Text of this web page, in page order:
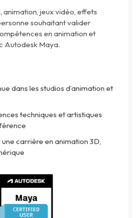
animation, jeux vidéo, effets
souhaitant valider
en animation et
Autodesk Maya.
dans les studios d’animation et
techniques et artistiques
carrière en animation 3D,